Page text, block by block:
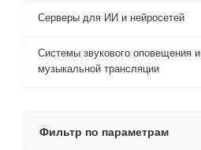
Серверы для ИИ и нейросетей
Системы звукового оповещения и
музыкальной трансляции
Фильтр по параметрам